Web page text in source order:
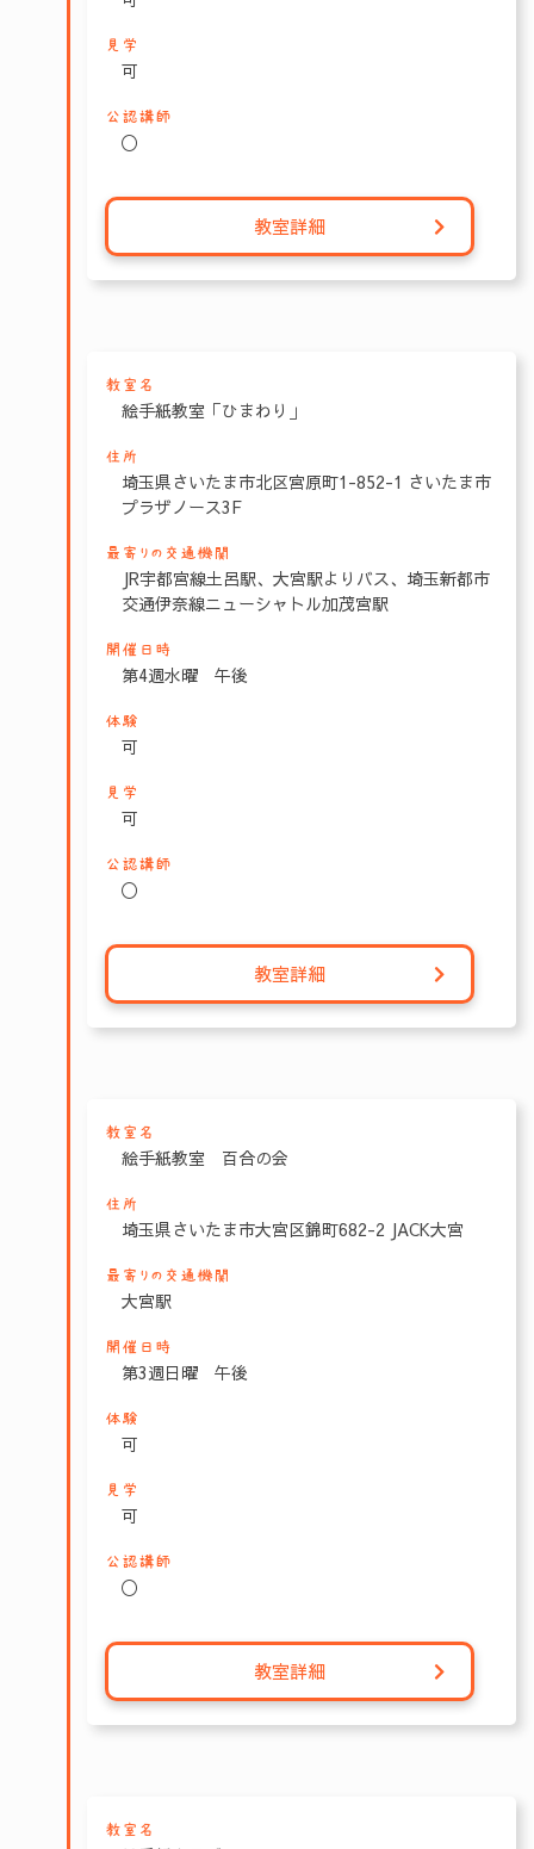
見学
可
公認講師
〇
教室詳細
教室名
絵手紙教室「ひまわり」
住所
埼玉県さいたま市北区宮原町1-852-1 さいたま市
プラザノース3F
最寄りの交通機関
JR宇都宮線土呂駅、大宮駅よりバス、埼玉新都市
交通伊奈線ニューシャトル加茂宮駅
開催日時
第4週水曜 午後
体験
可
見学
可
公認講師
〇
教室詳細
教室名
絵手紙教室 百合の会
住所
埼玉県さいたま市大宮区錦町682-2 JACK大宮
最寄りの交通機関
大宮駅
開催日時
第3週日曜 午後
体験
可
見学
可
公認講師
〇
教室詳細
教室名